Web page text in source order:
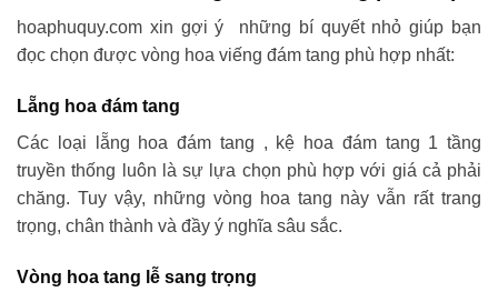
hoaphuquy.com xin gợi ý những bí quyết nhỏ giúp bạn
đọc chọn được vòng hoa viếng đám tang phù hợp nhất:
Lẵng hoa đám tang
Các loại lẵng hoa đám tang , kệ hoa đám tang 1 tầng
truyền thống luôn là sự lựa chọn phù hợp với giá cả phải
chăng. Tuy vậy, những vòng hoa tang này vẫn rất trang
trọng, chân thành và đầy ý nghĩa sâu sắc.
Vòng hoa tang lễ sang trọng